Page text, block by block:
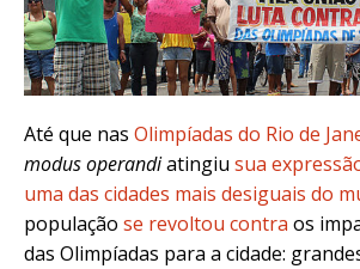
Até que nas Olimpíadas do Rio de
modus operandiatingiu sua
uma das cidades mais desiguais do
população se revoltou contra os
das Olimpíadas para a cidade: